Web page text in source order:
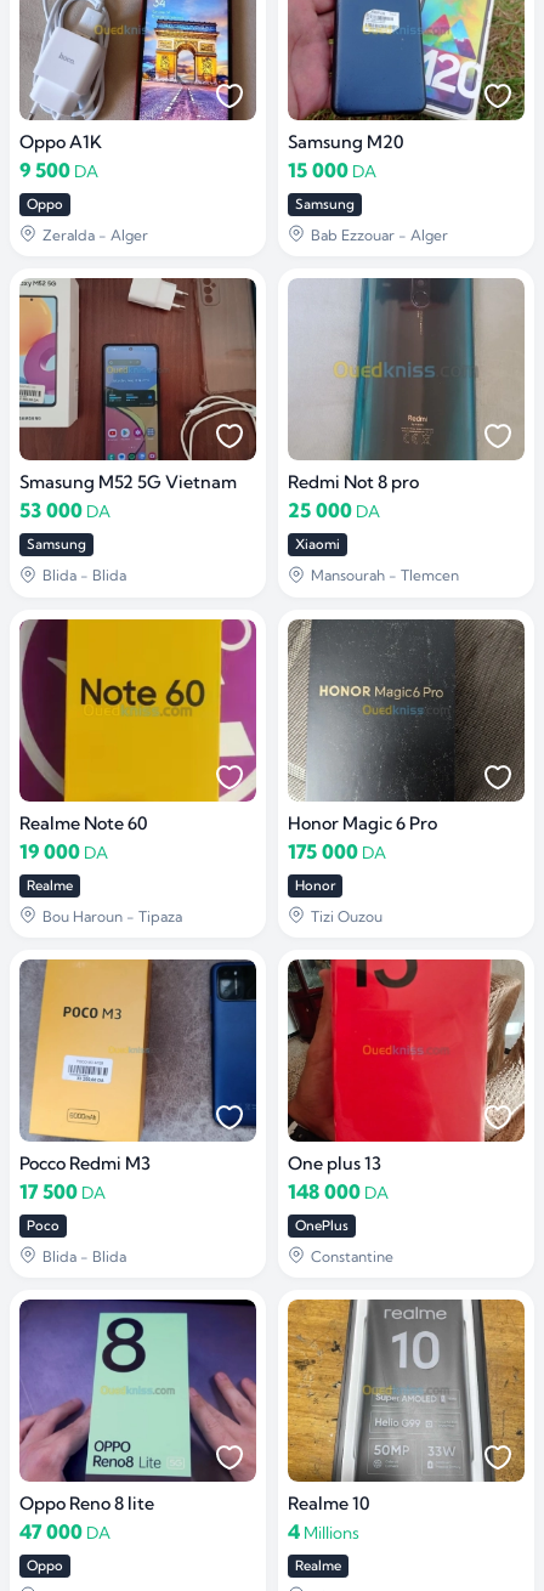
Oppo A1K
9 500 DA
Oppo
Zeralda - Alger
Samsung M20
15 000 DA
Samsung
Bab Ezzouar - Alger
Smasung M52 5G Vietnam
53 000 DA
Samsung
Blida - Blida
Redmi Not 8 pro
25 000 DA
Xiaomi
Mansourah - Tlemcen
Realme Note 60
19 000 DA
Realme
Bou Haroun - Tipaza
Honor Magic 6 Pro
175 000 DA
Honor
Tizi Ouzou
Pocco Redmi M3
17 500 DA
Poco
Blida - Blida
One plus 13
148 000 DA
OnePlus
Constantine
Oppo Reno 8 lite
47 000 DA
Oppo
Realme 10
4 Millions
Realme